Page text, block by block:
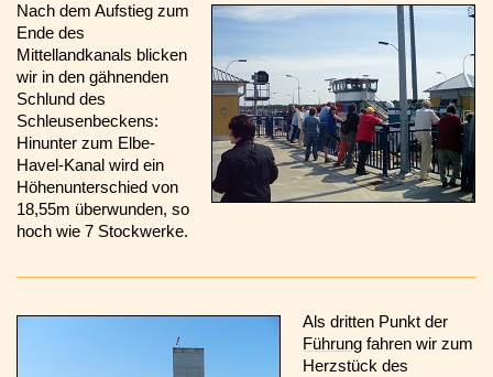
Nach dem Aufstieg zum
Ende des
Mittellandkanals blicken
wir in den gähnenden
Schlund des
Schleusenbeckens:
Hinunter zum Elbe-
Havel-Kanal wird ein
Höhenunterschied von
18,55m überwunden, so
hoch wie 7 Stockwerke.
Als dritten Punkt der
Führung fahren wir zum
Herzstück des